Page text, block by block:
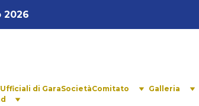
2026
Ufficiali di GaraSocietàComitato Galleria